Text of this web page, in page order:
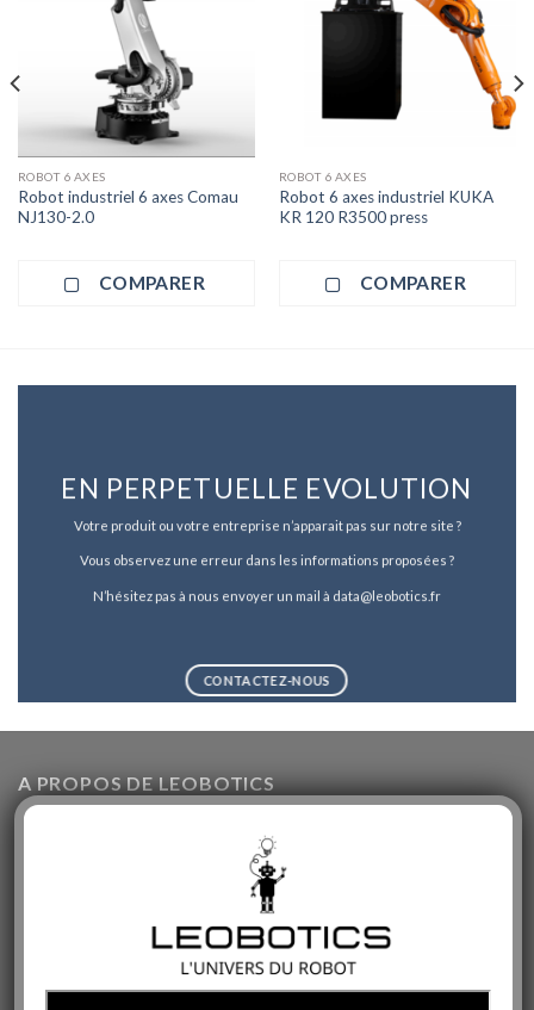
ROBOT 6 AXES
Robot industriel 6 axes Comau
NJ130-2.0
COMPARER
ROBOT 6 AXES
Robot 6 axes industriel KUKA
KR 120 R3500 press
COMPARER
EN PERPETUELLE EVOLUTION
Votre produit ou votre entreprise n’apparait pas sur notre site ?
Vous observez une erreur dans les informations proposées ?
N’hésitez pas à nous envoyer un mail à data@leobotics.fr
CONTACTEZ-NOUS
A PROPOS DE LEOBOTICS
Leobotics propose un large panel de services : Vente de
robots, Base de données, Comparatif, Expertises,
Démonstrations, Animations, Événements et bien plus encore